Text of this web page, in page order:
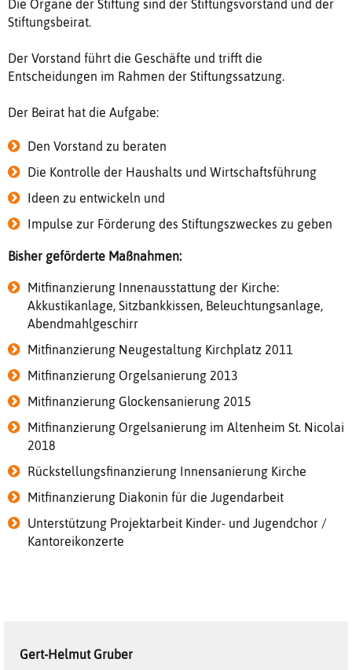
Die Organe der Stiftung sind der Stiftungsvorstand und der
Stiftungsbeirat.
Der Vorstand führt die Geschäfte und trifft die
Entscheidungen im Rahmen der Stiftungssatzung.
Der Beirat hat die Aufgabe:
Den Vorstand zu beraten
Die Kontrolle der Haushalts und Wirtschaftsführung
Ideen zu entwickeln und
Impulse zur Förderung des Stiftungszweckes zu geben
Bisher geförderte Maßnahmen:
Mitfinanzierung Innenausstattung der Kirche:
Akkustikanlage, Sitzbankkissen, Beleuchtungsanlage,
Abendmahlgeschirr
Mitfinanzierung Neugestaltung Kirchplatz 2011
Mitfinanzierung Orgelsanierung 2013
Mitfinanzierung Glockensanierung 2015
Mitfinanzierung Orgelsanierung im Altenheim St. Nicolai
2018
Rückstellungsfinanzierung Innensanierung Kirche
Mitfinanzierung Diakonin für die Jugendarbeit
Unterstützung Projektarbeit Kinder- und Jugendchor /
Kantoreikonzerte
Gert-Helmut Gruber